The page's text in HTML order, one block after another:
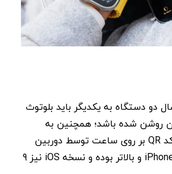
دو دستگاه به یکدیگر باید بلوتوث
روشن شده باشد؛ همچنین به
منظور امکان خواندن کد QR بر روی ساعت توسط دوربین
آیفون، گوشی باید iPhone 5 و بالاتر بوده و نسخه iOS نیز 9